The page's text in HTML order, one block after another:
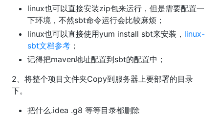
linux也可以直接安装zip包来运行，但是需要配置一
下环境，不然sbt命令运行会比较麻烦；
linux也可以直接使用yum install sbt来安装， linux-
sbt文档参考 ；
记得把maven地址配置到sbt的配置中；
2、将整个项目文件夹Copy到服务器上要部署的目录
下。
把什么.idea .g8 等等目录都删除